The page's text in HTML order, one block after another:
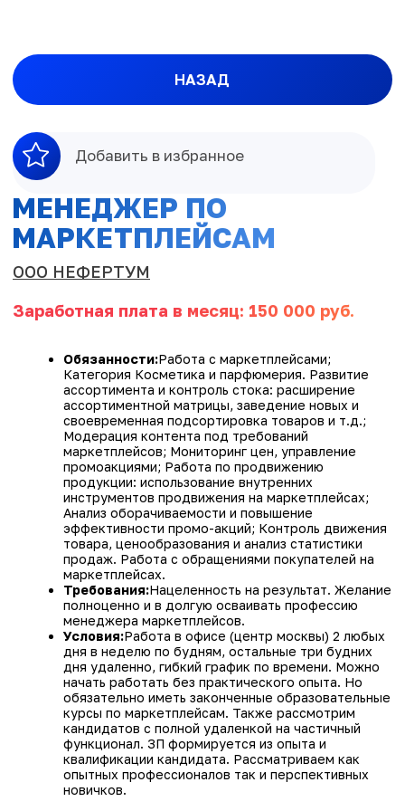
НАЗАД
МЕНЕДЖЕР ПО
МАРКЕТПЛЕЙСАМ
Заработная плата в месяц: 150 000 руб.
Категория Косметика и парфюмерия. Развитие
ассортимента и контроль стока: расширение
Модерация контента под требований
маркетплейсов; Мониторинг цен, управление
инструментов продвижения на маркетплейсах;
Анализ оборачиваемости и повышение
эффективности промо-акций; Контроль движения
товара, ценообразования и анализ статистики
продаж. Работа с обращениями покупателей на
маркетплейсах.
Требования:Нацеленность на результат. Желание
полноценно и в долгую осваивать профессию
менеджера маркетплейсов.
Условия:Работа в офисе (центр москвы) 2 любых
дня в неделю по будням, остальные три будних
дня удаленно, гибкий график по времени. Можно
начать работать без практического опыта. Но
обязательно иметь законченные образовательные
курсы по маркетплейсам. Также рассмотрим
кандидатов с полной удаленкой на частичный
функционал. ЗП формируется из опыта и
квалификации кандидата. Рассматриваем как
опытных профессионалов так и перспективных
новичков.